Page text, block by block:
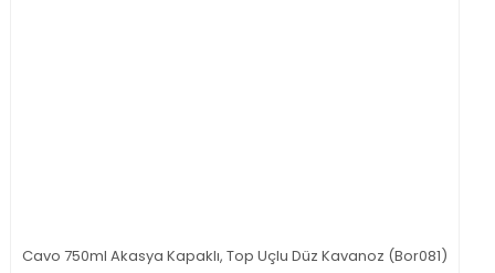
Cavo 750ml Akasya Kapaklı, Top Uçlu Düz Kavanoz (Bor081)